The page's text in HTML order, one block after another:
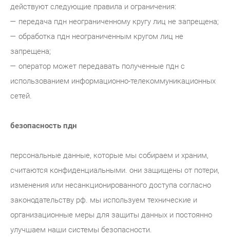
действуют следующие правила и ограничения:
— передача пдн неограниченному кругу лиц не запрещена;
— обработка пдн неограниченным кругом лиц не
запрещена;
— оператор может передавать полученные пдн с
использованием информационно-телекоммуникационных
сетей.
безопасность пдн
персональные данные, которые мы собираем и храним,
считаются конфиденциальными. они защищены от потери,
изменения или несанкционированного доступа согласно
законодательству рф. мы используем технические и
организационные меры для защиты данных и постоянно
улучшаем наши системы безопасности.